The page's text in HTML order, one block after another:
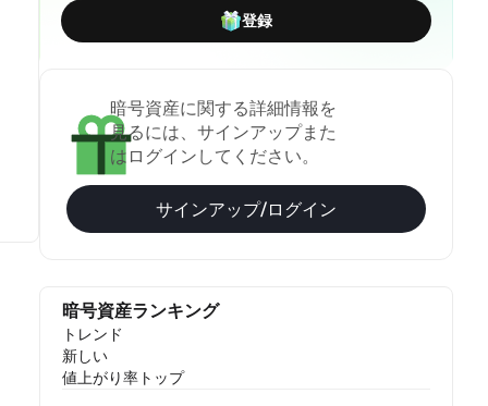
登録
暗号資産に関する詳細情報を
見るには、サインアップまた
はログインしてください。
サインアップ/ログイン
暗号資産ランキング
トレンド
新しい
値上がり率トップ